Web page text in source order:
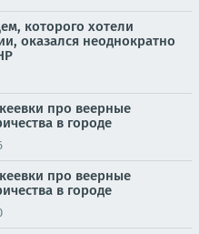
которого хотели
оказался неоднократно
про веерные
в городе
про веерные
в городе